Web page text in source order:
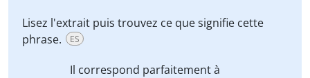
Lisez l'extrait puis trouvez ce que signifie cette
phrase.
ES
Il correspond parfaitement à